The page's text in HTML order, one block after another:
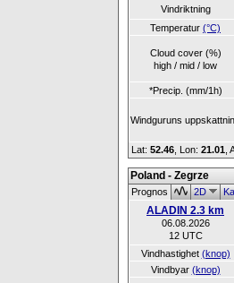
Vindriktning
Temperatur (°C)
Cloud cover (%)
high / mid / low
*Precip. (mm/1h)
Windguruns
Lat: 52.46 , Lon: 21.01
Poland - Zegrze
Prognos 2D
ALADIN 2.3 km
06.08.2026
12 UTC
Vindhastighet (knop)
Vindbyar (knop)